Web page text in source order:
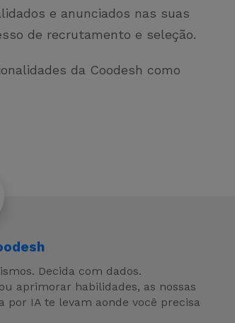
e anunciados nas suas
de recrutamento e seleção.
da Coodesh como
Decida com dados.
aprimorar habilidades, as nossas
por IA te levam aonde você precisa